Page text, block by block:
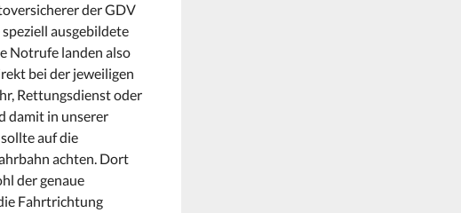
der GDV
ausgebildete
Notrufe landen also
bei der jeweiligen
Rettungsdienst oder
damit in unserer
auf die
achten. Dort
der genaue
Fahrtrichtung